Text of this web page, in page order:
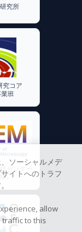
究所
究コア
班
センター
）
ソーシャルメデ
イトへのトラフ
allow
to this